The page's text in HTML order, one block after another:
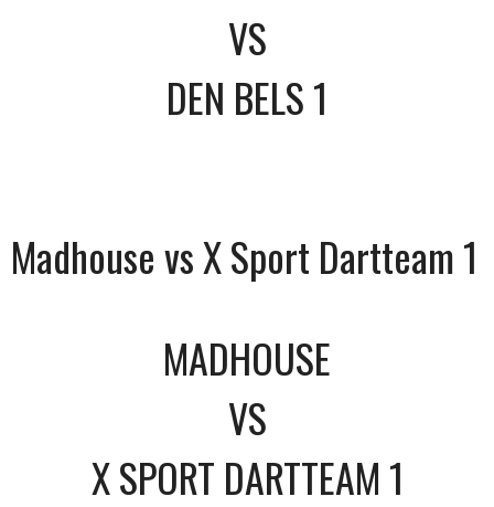
VS
DEN BELS 1
Madhouse vs X Sport Dartteam 1
MADHOUSE
VS
X SPORT DARTTEAM 1